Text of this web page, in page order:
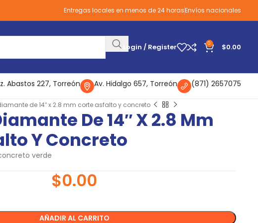
Entregas locales en menos de 24 horasEnvíos nacionales
Login / Register 0 $0.00
Abastos 227, Torreón Av. Hidalgo 657, Torreón (871) 2657075
de 14″ x 2.8 mm corte asfalto y concreto
De 14″ X 2.8 Mm
Y Concreto
verde
$0.00
AÑADIR AL CARRITO